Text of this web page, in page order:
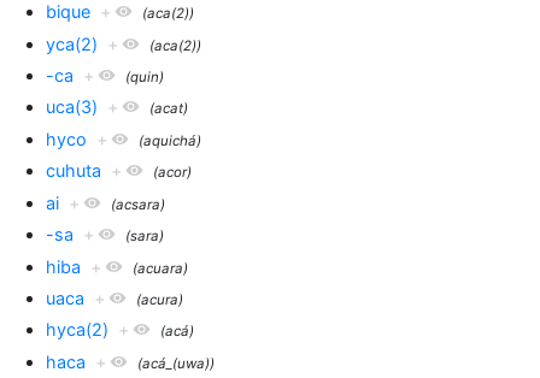
bique + (aca(2))
yca(2) + (aca(2))
-ca + (quin)
uca(3) + (acat)
hyco + (aquichá)
cuhuta + (acor)
ai + (acsara)
-sa + (sara)
hiba + (acuara)
uaca + (acura)
hyca(2) + (acá)
haca + (acá_(uwa))